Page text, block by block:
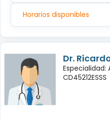
Horarios disponibles
Dr.
Especialidad:
CD45212ESSS